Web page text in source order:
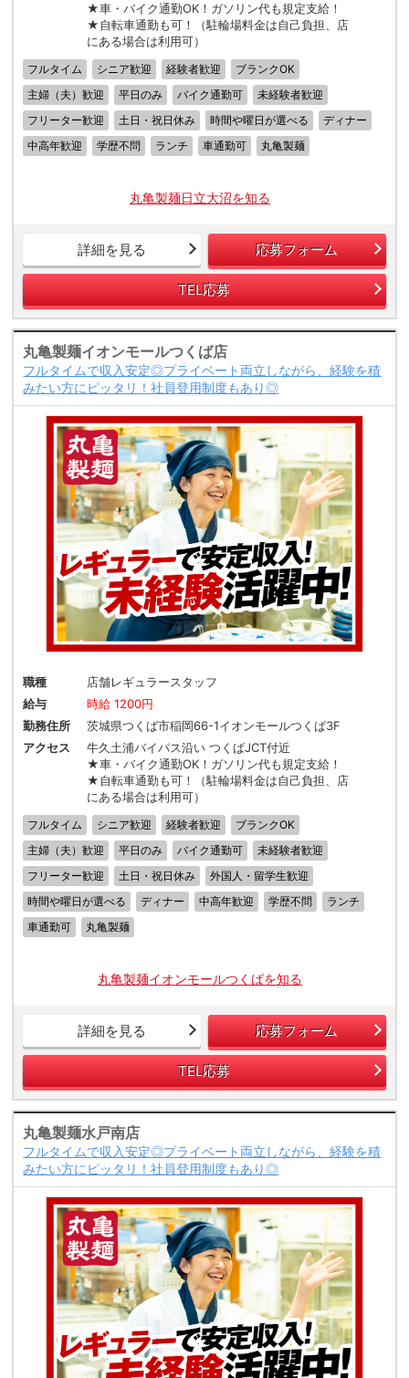
★車・バイク通勤OK！ガソリン代も規定支給！
★自転車通勤も可！（駐輪場料金は自己負担、店
にある場合は利用可）
フルタイム シニア歓迎 経験者歓迎
ブランクOK
主婦（夫）歓迎
平日のみ バイク通勤可
未経験者歓迎
フリーター歓迎
土日・祝日休み 時間や曜日が選べる
ディナー
中高年歓迎
学歴不問 ランチ 車通勤可 丸亀製麺
丸亀製麺日立大沼を知る
詳細を見る 応募フォーム
TEL応募
丸亀製麺イオンモールつくば店
フルタイムで収入安定◎プライベート両立しながら、経験を積
みたい方にピッタリ！社員登用制度もあり◎
職種
店舗レギュラースタッフ
給与
時給 1200円
勤務住所
茨城県つくば市稲岡66-1イオンモールつくば3F
アクセス
牛久土浦バイパス沿い つくばJCT付近
★車・バイク通勤OK！ガソリン代も規定支給！
★自転車通勤も可！（駐輪場料金は自己負担、店
にある場合は利用可）
フルタイム シニア歓迎 経験者歓迎
ブランクOK
主婦（夫）歓迎
平日のみ バイク通勤可
未経験者歓迎
フリーター歓迎
土日・祝日休み
外国人・留学生歓迎
時間や曜日が選べる
ディナー 中高年歓迎 学歴不問
ランチ
車通勤可
丸亀製麺
丸亀製麺イオンモールつくばを知る
詳細を見る 応募フォーム
TEL応募
丸亀製麺水戸南店
フルタイムで収入安定◎プライベート両立しながら、経験を積
みたい方にピッタリ！社員登用制度もあり◎